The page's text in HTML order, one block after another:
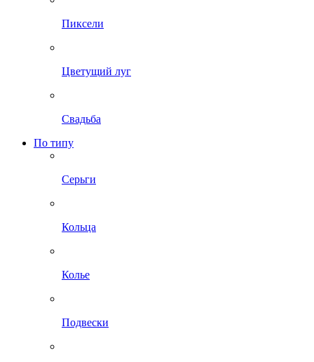
Пиксели
Цветущий луг
Свадьба
По типу
Серьги
Кольца
Колье
Подвески